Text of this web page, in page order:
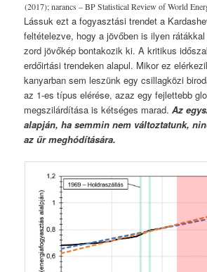
(2017); narancs – BP Statistical Review of World
Lássuk ezt a fogyasztási trendet a
feltételezve, hogy a jövőben is ilyen
zord jövőkép bontakozik ki. A kritikus
erdőirtási trendeken alapul. Mikor ez
kanyarban sem leszünk egy csillagközi
az 1-es típus elérése, azaz egy fejlettebb
megszilárdítása is kétséges marad.Az
alapján, ha semmin nem változtatunk,
az űr meghódítására.